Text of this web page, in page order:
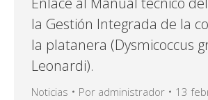
la Gestión Integrada de la
la platanera (Dysmicoccus
Leonardi).
Noticias Por administrador 13